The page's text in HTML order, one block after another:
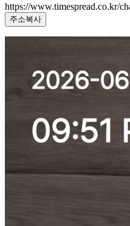
https://www.timespread.co.kr/
주소복사